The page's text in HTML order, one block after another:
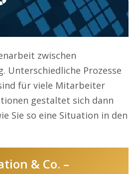
zwischen
Unterschiedliche Prozesse
für viele Mitarbeiter
gestaltet sich dann
Sie so eine Situation in den
& Co. –